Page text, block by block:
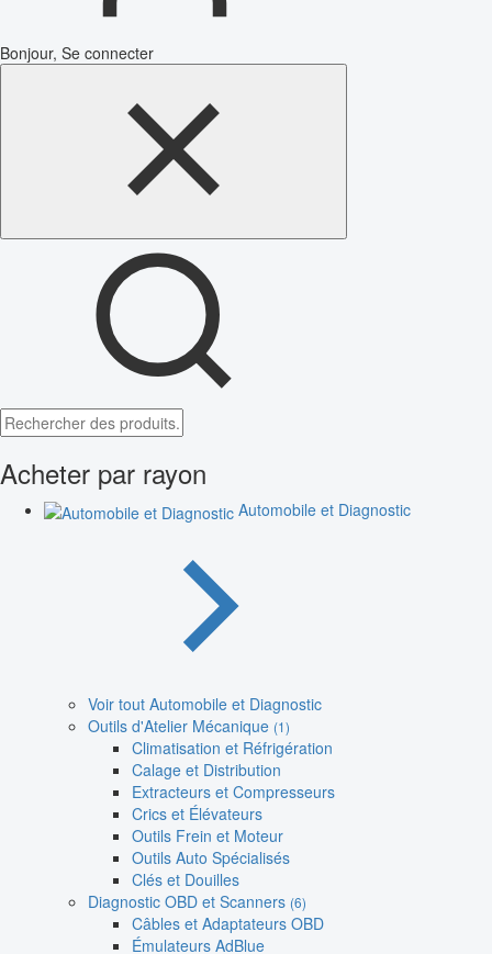
Bonjour, Se connecter
Acheter par rayon
Automobile et Diagnostic
Voir tout Automobile et Diagnostic
Outils d'Atelier Mécanique (1)
Climatisation et Réfrigération
Calage et Distribution
Extracteurs et Compresseurs
Crics et Élévateurs
Outils Frein et Moteur
Outils Auto Spécialisés
Clés et Douilles
Diagnostic OBD et Scanners (6)
Câbles et Adaptateurs OBD
Émulateurs AdBlue